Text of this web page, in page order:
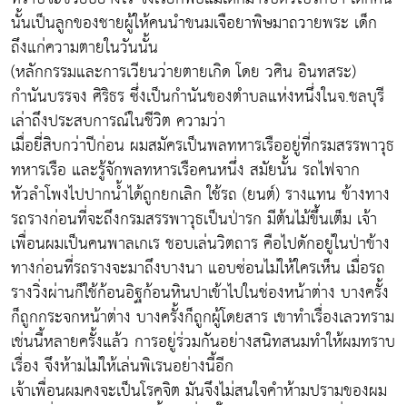
นั้นเป็นลูกของชายผู้ให้คนนำขนมเจือยาพิษมาถวายพระ เด็ก
ถึงแก่ความตายในวันนั้น
(หลักกรรมและการเวียนว่ายตายเกิด โดย วศิน อินทสระ)
กำนันบรรจง ศิริธร ซึ่งเป็นกำนันของตำบลแห่งหนึ่งในจ.ชลบุรี
เล่าถึงประสบการณ์ในชีวิต ความว่า
เมื่อยี่สิบกว่าปีก่อน ผมสมัครเป็นพลทหารเรืออยู่ที่กรมสรรพาวุธ
ทหารเรือ และรู้จักพลทหารเรือคนหนึ่ง สมัยนั้น รถไฟจาก
หัวลำโพงไปปากน้ำได้ถูกยกเลิก ใช้รถ (ยนต์) รางแทน ข้างทาง
รถรางก่อนที่จะถึงกรมสรรพาวุธเป็นป่ารก มีต้นไม้ขึ้นเต็ม เจ้า
เพื่อนผมเป็นคนพาลเกเร ชอบเล่นวิตถาร คือไปดักอยู่ในป่าข้าง
ทางก่อนที่รถรางจะมาถึงบางนา แอบซ่อนไม่ให้ใครเห็น เมื่อรถ
รางวิ่งผ่านก็ใช้ก้อนอิฐก้อนหินปาเข้าไปในช่องหน้าต่าง บางครั้ง
ก็ถูกกระจกหน้าต่าง บางครั้งก็ถูกผู้โดยสาร เขาทำเรื่องเลวทราม
เช่นนี้หลายครั้งแล้ว การอยู่ร่วมกันอย่างสนิทสนมทำให้ผมทราบ
เรื่อง จึงห้ามไม่ให้เล่นพิเรนอย่างนี้อีก
เจ้าเพื่อนผมคงจะเป็นโรคจิต มันจึงไม่สนใจคำห้ามปรามของผม